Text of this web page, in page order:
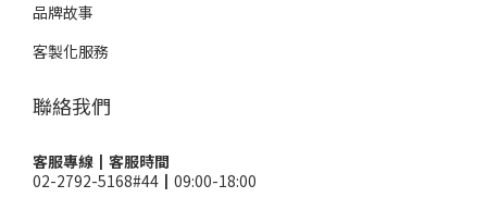
品牌故事
客製化服務
聯絡我們
客服專線┃客服時間
02-2792-5168#44┃09:00-18:00